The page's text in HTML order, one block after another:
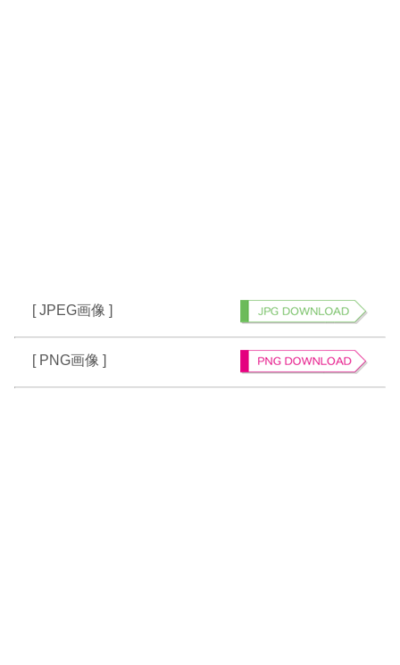
[ JPEG画像 ]
[ PNG画像 ]